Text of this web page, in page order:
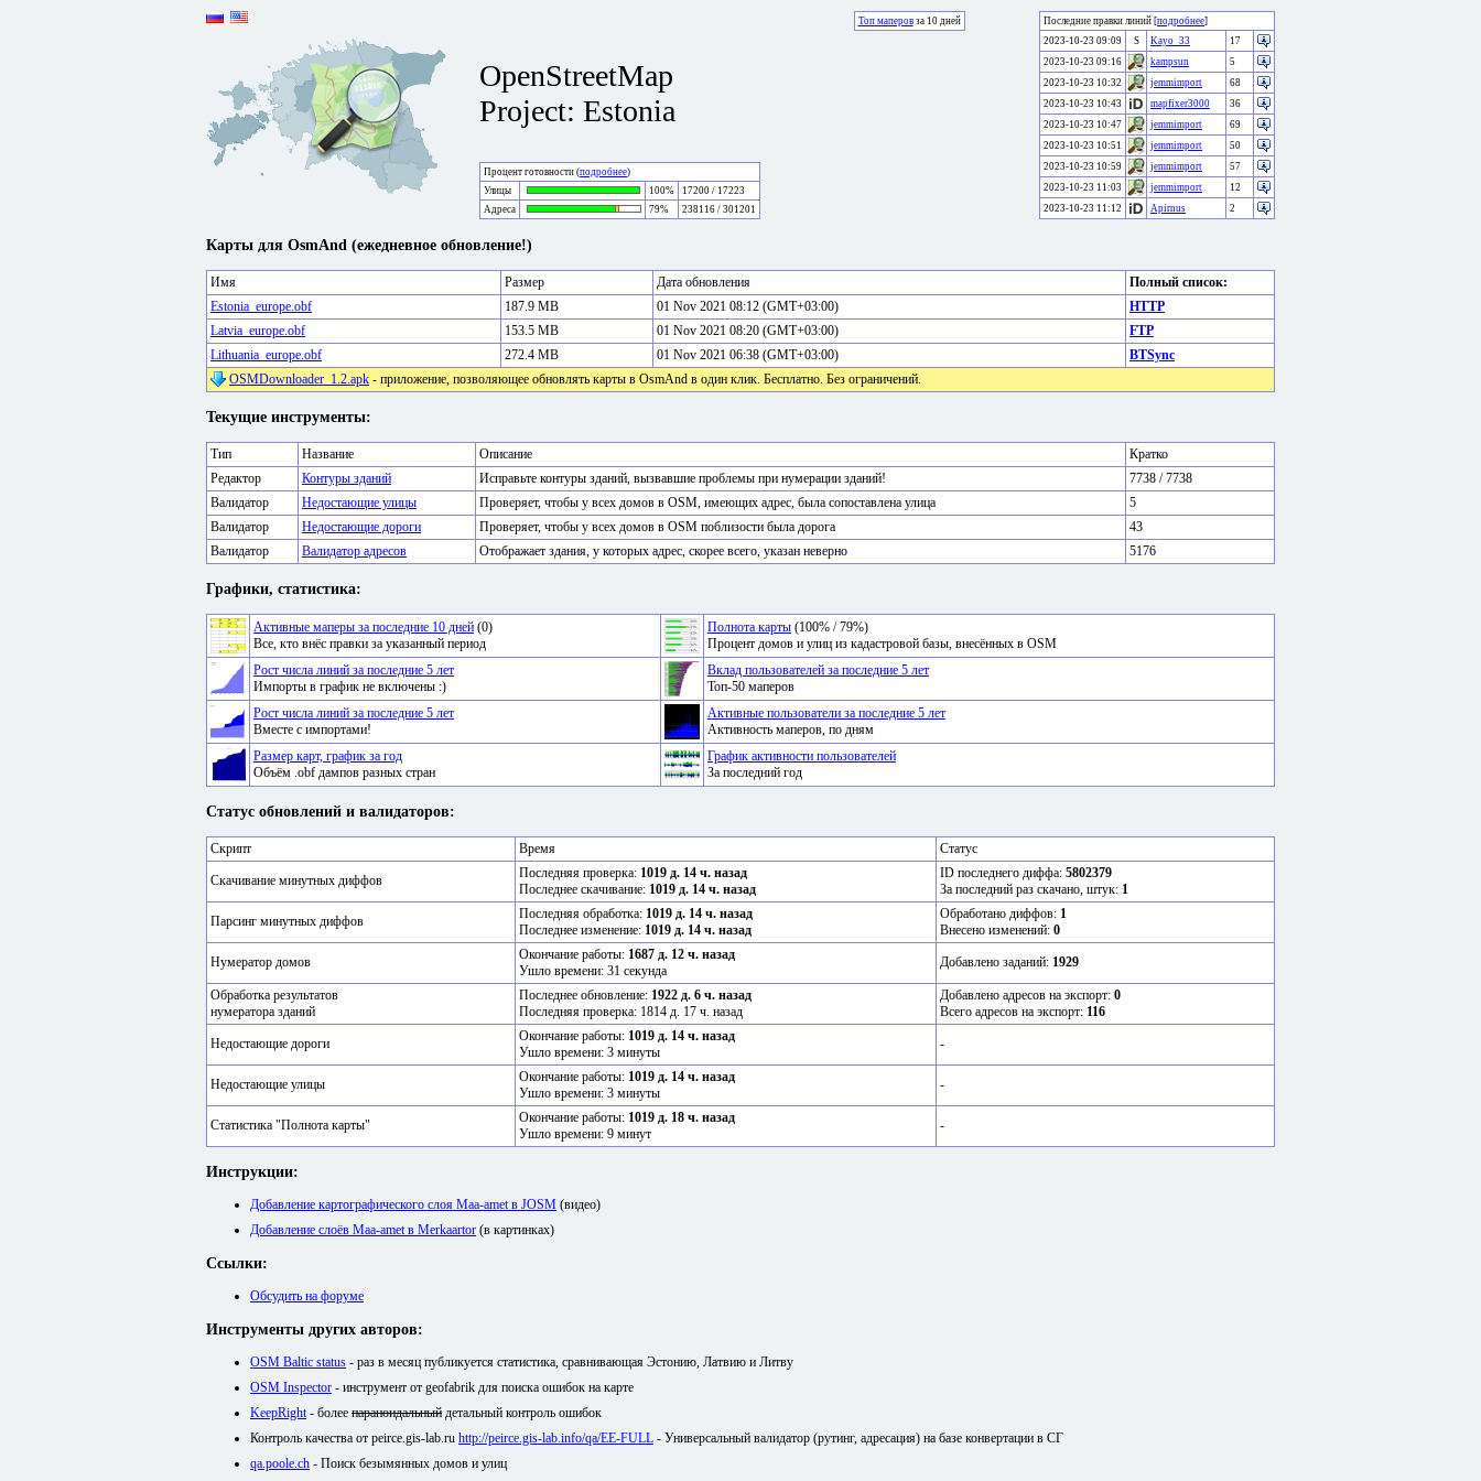
OpenStreetMap
Project: Estonia
Процент готовности (подробнее)
Улицы
100%
17200 / 17223
Адреса
79% 238116 / 301201
Топ маперовза 10 дней Последние правки линий [подробнее]
2023-10-23 09:09
S Kayo_33
17
2023-10-23 09:16
kampsun
5
2023-10-23 10:32
jemmimport
68
2023-10-23 10:43
mapfixer3000
36
2023-10-23 10:47
jemmimport
69
2023-10-23 10:51
jemmimport
50
2023-10-23 10:59
jemmimport
57
2023-10-23 11:03
jemmimport
12
2023-10-23 11:12
Apirnus 2
Карты для OsmAnd (ежедневное обновление!)
Имя Размер Дата обновления
Полный список:
Estonia_europe.obf
187.9 MB 01 Nov 2021 08:12 (GMT+03:00)
HTTP
Latvia_europe.obf
153.5 MB 01 Nov 2021 08:20 (GMT+03:00)
FTP
Lithuania_europe.obf
272.4 MB 01 Nov 2021 06:38 (GMT+03:00)
BTSync
OSMDownloader_1.2.apk - приложение, позволяющее обновлять карты в OsmAnd в один клик. Бесплатно. Без ограничений.
Текущие инструменты:
Тип Название Описание
Кратко
Редактор
Контуры зданий Исправьте контуры зданий, вызвавшие проблемы при нумерации зданий!
7738 / 7738
Валидатор
Недостающие улицы Проверяет, чтобы у всех домов в OSM, имеющих адрес, была сопоставлена улица
5
Валидатор
Недостающие дороги Проверяет, чтобы у всех домов в OSM поблизости была дорога
43
Валидатор
Валидатор адресов Отображает здания, у которых адрес, скорее всего, указан неверно 5176
Графики, статистика:
Активные маперы за последние 10 дней (0)
Все, кто внёс правки за указанный период
Полнота карты (100% / 79%)
Процент домов и улиц из кадастровой базы, внесённых в OSM
Рост числа линий за последние 5 лет
Импорты в график не включены :)
Вклад пользователей за последние 5 лет
Топ-50 маперов
Рост числа линий за последние 5 лет
Вместе с импортами!
Активные пользователи за последние 5 лет
Активность маперов, по дням
Размер карт, график за год
Объём .obf дампов разных стран
График активности пользователей
За последний год
Статус обновлений и валидаторов:
Скрипт Время Статус
Скачивание минутных диффов Последняя проверка: 1019 д. 14 ч. назад
Последнее скачивание: 1019 д. 14 ч. назад
ID последнего диффа: 5802379
За последний раз скачано, штук: 1
Парсинг минутных диффов Последняя обработка: 1019 д. 14 ч. назад
Последнее изменение: 1019 д. 14 ч. назад
Обработано диффов: 1
Внесено изменений: 0
Нумератор домов Окончание работы: 1687 д. 12 ч. назад
Ушло времени: 31 секунда
Добавлено заданий: 1929
Обработка результатов
нумератора зданий
Последнее обновление: 1922 д. 6 ч. назад
Последняя проверка: 1814 д. 17 ч. назад
Добавлено адресов на экспорт: 0
Всего адресов на экспорт: 116
Недостающие дороги Окончание работы: 1019 д. 14 ч. назад
Ушло времени: 3 минуты
-
Недостающие улицы Окончание работы: 1019 д. 14 ч. назад
Ушло времени: 3 минуты
-
Статистика "Полнота карты" Окончание работы: 1019 д. 18 ч. назад
Ушло времени: 9 минут
-
Инструкции:
Добавление картографического слоя Maa-amet в JOSM (видео)
Добавление слоёв Maa-amet в Merkaartor (в картинках)
Ссылки:
Обсудить на форуме
Инструменты других авторов:
OSM Baltic status - раз в месяц публикуется статистика, сравнивающая Эстонию, Латвию и Литву
OSM Inspector - инструмент от geofabrik для поиска ошибок на карте
KeepRight- более параноидальный детальный контроль ошибок
Контроль качества от peirce.gis-lab.ru http://peirce.gis-lab.info/qa/EE-FULL - Универсальный валидатор (рутинг, адресация) на базе конвертации в СГ
qa.poole.ch - Поиск безымянных домов и улиц